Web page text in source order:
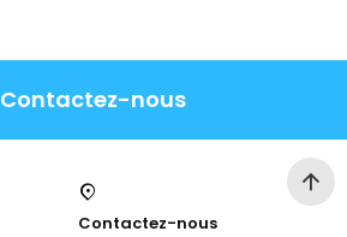
Contactez-nous
Contactez-nous